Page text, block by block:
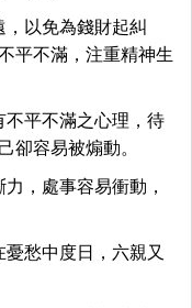
以免為錢財起糾
平不滿，注重精神生
不平不滿之心理，待
卻容易被煽動。
，處事容易衝動，
愁中度日，六親又